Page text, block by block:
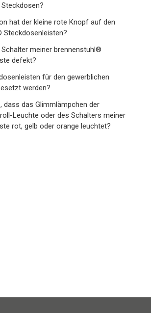
hat der kleine rote Knopf auf den
Steckdosenleisten?
meiner brennenstuhl®
defekt?
für den gewerblichen
werden?
dass das Glimmlämpchen der
Leuchte oder des Schalters meiner
rot, gelb oder orange leuchtet?